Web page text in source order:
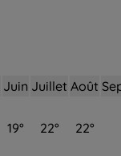
Juin Juillet Août
19° 22° 22°